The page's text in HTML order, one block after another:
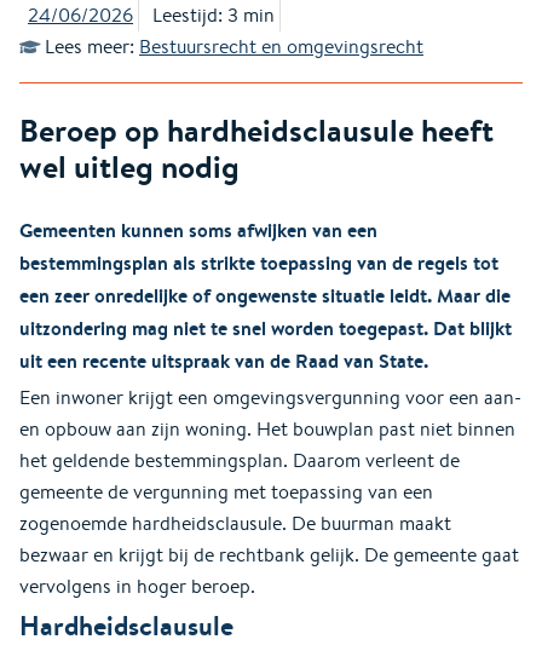
24/06/2026
Leestijd: 3 min
Lees meer: Bestuursrecht en omgevingsrecht
Beroep op hardheidsclausule heeft
wel uitleg nodig
Gemeenten kunnen soms afwijken van een
bestemmingsplan als strikte toepassing van de regels tot
een zeer onredelijke of ongewenste situatie leidt. Maar die
uitzondering mag niet te snel worden toegepast. Dat blijkt
uit een recente uitspraak van de Raad van State.
Een inwoner krijgt een omgevingsvergunning voor een aan-
en opbouw aan zijn woning. Het bouwplan past niet binnen
het geldende bestemmingsplan. Daarom verleent de
gemeente de vergunning met toepassing van een
zogenoemde hardheidsclausule. De buurman maakt
bezwaar en krijgt bij de rechtbank gelijk. De gemeente gaat
vervolgens in hoger beroep.
Hardheidsclausule